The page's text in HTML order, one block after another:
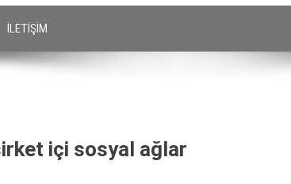
İLETIŞIM
içi sosyal ağlar